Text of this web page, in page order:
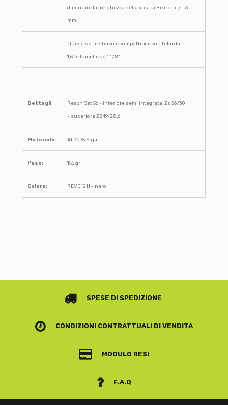
diminuire la lunghezza della vostra Bike di + / - 6
mm.
Quesa serie sterzo é compattibile con telai da
1,5" e forcelle da 1 1/8"
Dettagli Reach Set 56 - inferiore semi integrata Zs 56/30
- superiore ZS49/28,6
Materiale: AL7075 Ergal
Peso: 155 gr
Colore: REV01211 - nero
SPESE DI SPEDIZIONE
CONDIZIONI CONTRATTUALIDI VENDITA
MODULO RESI
F.A.Q